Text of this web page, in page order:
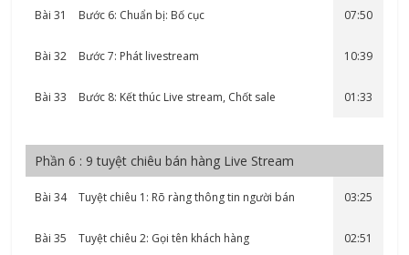
Bài 31 Bước 6: Chuẩn bị: Bố cục 07:50
Bài 32 Bước 7: Phát livestream 10:39
Bài 33 Bước 8: Kết thúc Live stream, Chốt sale 01:33
Phần 6 : 9 tuyệt chiêu bán hàng Live Stream
Bài 34 Tuyệt chiêu 1: Rõ ràng thông tin người bán 03:25
Bài 35 Tuyệt chiêu 2: Gọi tên khách hàng 02:51